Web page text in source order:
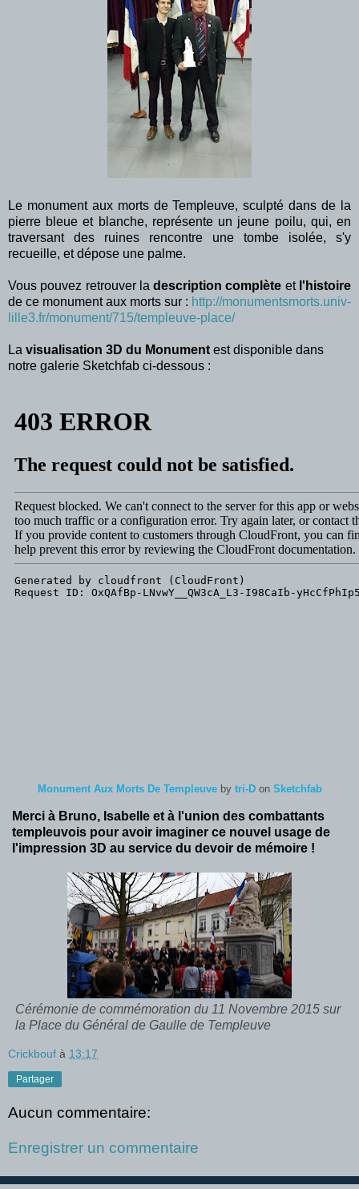
Le monument aux morts de Templeuve, sculpté dans de la
pierre bleue et blanche, représente un jeune poilu, qui, en
traversant des ruines rencontre une tombe isolée, s'y
recueille, et dépose une palme.
Vous pouvez retrouver ladescription complète et l'histoire
de ce monument aux morts sur : http://monumentsmorts.univ-
lille3.fr/monument/715/templeuve-place/
La visualisation 3D du Monument est disponible dans
notre galerie Sketchfab ci-dessous :
Monument Aux Morts De Templeuveby tri-Don Sketchfab
Merci à Bruno, Isabelle et à l'union des combattants
templeuvois pour avoir imaginer ce nouvel usage de
l'impression 3D au service du devoir de mémoire !
Cérémonie de commémoration du 11 Novembre 2015 sur
la Place du Général de Gaulle de Templeuve
Crickbouf à 13:17
Partager
Aucun commentaire:
Enregistrer un commentaire